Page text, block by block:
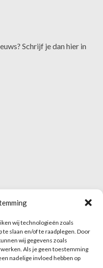
wij technologieën zoals
slaan en/of te raadplegen. Door
wij gegevens zoals
Als je geen toestemming
nadelige invloed hebben op
Schrijf je dan hier in